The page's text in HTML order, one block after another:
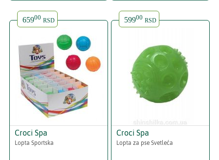
65900 RSD
Croci Spa
Lopta Sportska
59900 RSD
Croci Spa
Lopta za pse Svetleća